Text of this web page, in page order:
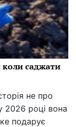
коли саджати
не про
2026 році вона
подарує